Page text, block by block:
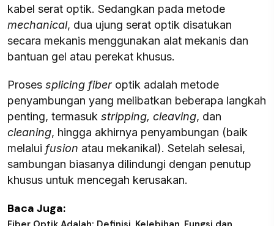
kabel serat optik. Sedangkan pada metode
mechanical, dua ujung serat optik disatukan
secara mekanis menggunakan alat mekanis dan
bantuan gel atau perekat khusus.
Proses splicing fiber optik adalah metode
penyambungan yang melibatkan beberapa langkah
penting, termasuk stripping, cleaving, dan
cleaning, hingga akhirnya penyambungan (baik
melalui fusion atau mekanikal). Setelah selesai,
sambungan biasanya dilindungi dengan penutup
khusus untuk mencegah kerusakan.
Baca Juga: